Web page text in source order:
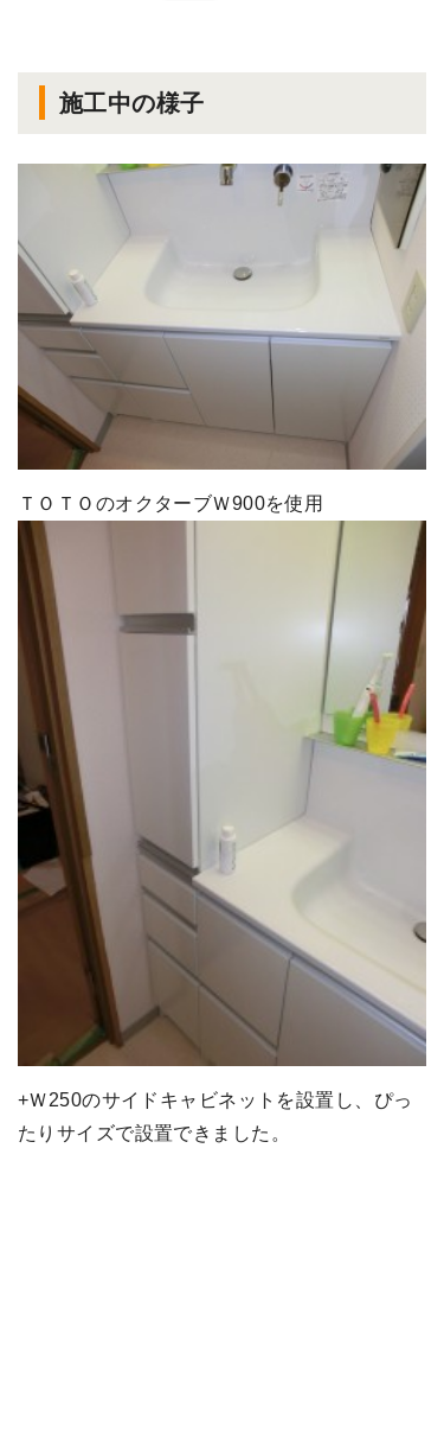
施工中の様子
ＴＯＴＯのオクターブＷ900を使用
+Ｗ250のサイドキャビネットを設置し、ぴっ
たりサイズで設置できました。